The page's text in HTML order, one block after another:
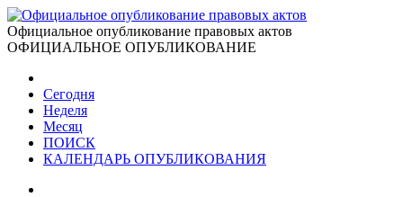
Официальное опубликование правовых актов
ОФИЦИАЛЬНОЕ ОПУБЛИКОВАНИЕ
Сегодня
Неделя
Месяц
ПОИСК
КАЛЕНДАРЬ ОПУБЛИКОВАНИЯ